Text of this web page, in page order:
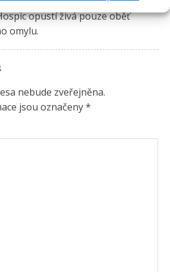
opustí živá pouze oběť
omylu.
nebude zveřejněna.
jsou označeny*